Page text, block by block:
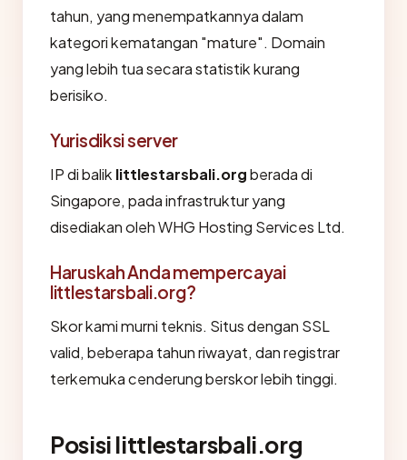
tahun, yang menempatkannya dalam
kategori kematangan "mature". Domain
yang lebih tua secara statistik kurang
berisiko.
Yurisdiksi server
IP di balik littlestarsbali.orgberada di
Singapore, pada infrastruktur yang
disediakan oleh WHG Hosting Services Ltd.
Haruskah Anda mempercayai
littlestarsbali.org?
Skor kami murni teknis. Situs dengan SSL
valid, beberapa tahun riwayat, dan registrar
terkemuka cenderung berskor lebih tinggi.
Posisi littlestarsbali.org